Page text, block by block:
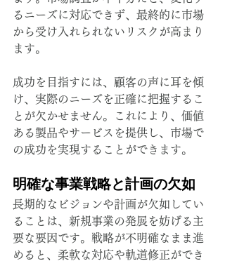
るニーズに対応できず、最終的に市場
から受け入れられないリスクが高まり
ます。
成功を目指すには、顧客の声に耳を傾
け、実際のニーズを正確に把握するこ
とが欠かせません。これにより、価値
ある製品やサービスを提供し、市場で
の成功を実現することができます。
明確な事業戦略と計画の欠如
長期的なビジョンや計画が欠如してい
ることは、新規事業の発展を妨げる主
要な要因です。戦略が不明確なまま進
めると、柔軟な対応や軌道修正ができ